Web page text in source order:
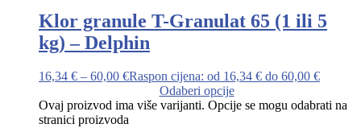
Klor granule T-Granulat 65 (1 ili 5
kg) – Delphin
16,34 € – 60,00 €Raspon cijena: od 16,34 € do 60,00 €
Odaberi opcije
Ovaj proizvod ima više varijanti. Opcije se mogu odabrati na
stranici proizvoda